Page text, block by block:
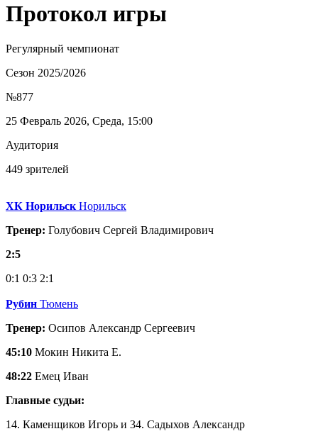
Протокол игры
Регулярный чемпионат
Сезон 2025/2026
№877
25 Февраль 2026, Среда, 15:00
Аудитория
449 зрителей
ХК Норильск Норильск
Тренер: Голубович Сергей Владимирович
2:5
0:1 0:3 2:1
Рубин Тюмень
Тренер: Осипов Александр Сергеевич
45:10 Мокин Никита Е.
48:22 Емец Иван
Главные судьи:
14. Каменщиков Игорь и 34. Садыхов Александр